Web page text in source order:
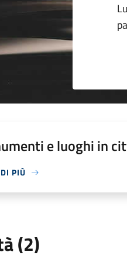
e luoghi in
PIÙ
(2)